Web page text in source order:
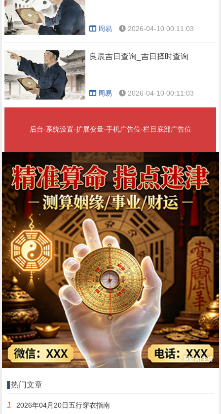
周易 2026-04-10 00:11:03
良辰吉日查询_吉日择时查询
周易 2026-04-10 00:11:03
后台-系统设置-扩展变量-手机广告位-栏目底部广告位
热门文章
1 2026年04月20日五行穿衣指南